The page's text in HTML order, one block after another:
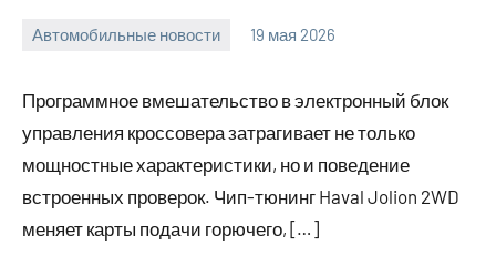
Автомобильные новости 19 мая 2026
Программное вмешательство в электронный блок
управления кроссовера затрагивает не только
мощностные характеристики, но и поведение
встроенных проверок. Чип-тюнинг Haval Jolion 2WD
меняет карты подачи горючего, […]